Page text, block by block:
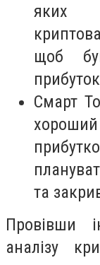
яких
щоб
Смарт
та
Провівши
аналізу